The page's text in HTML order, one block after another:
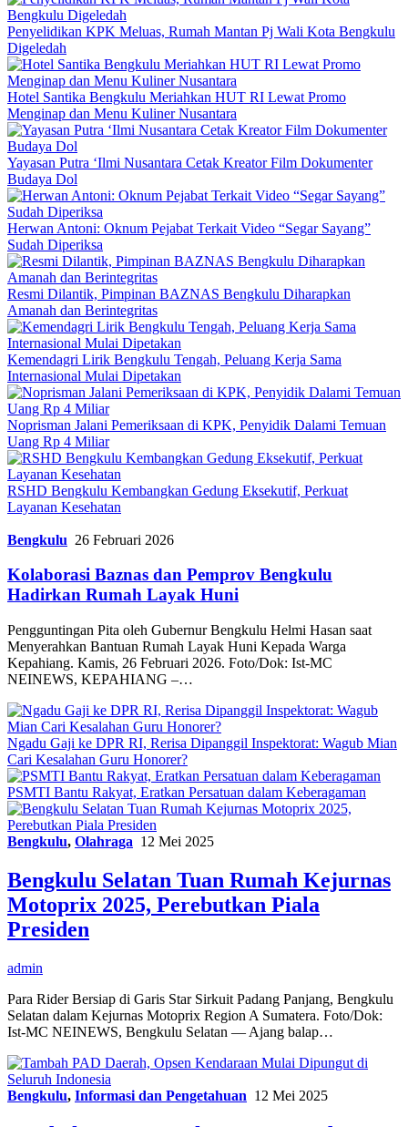
Penyelidikan KPK Meluas, Rumah Mantan Pj Wali Kota Bengkulu
Digeledah
Hotel Santika Bengkulu Meriahkan HUT RI Lewat Promo
Menginap dan Menu Kuliner Nusantara
Yayasan Putra ‘Ilmi Nusantara Cetak Kreator Film Dokumenter
Budaya Dol
Herwan Antoni: Oknum Pejabat Terkait Video “Segar Sayang”
Sudah Diperiksa
Resmi Dilantik, Pimpinan BAZNAS Bengkulu Diharapkan
Amanah dan Berintegritas
Kemendagri Lirik Bengkulu Tengah, Peluang Kerja Sama
Internasional Mulai Dipetakan
Noprisman Jalani Pemeriksaan di KPK, Penyidik Dalami Temuan
Uang Rp 4 Miliar
RSHD Bengkulu Kembangkan Gedung Eksekutif, Perkuat
Layanan Kesehatan
Bengkulu 26 Februari 2026
Kolaborasi Baznas dan Pemprov Bengkulu
Hadirkan Rumah Layak Huni
Pengguntingan Pita oleh Gubernur Bengkulu Helmi Hasan saat
Menyerahkan Bantuan Rumah Layak Huni Kepada Warga
Kepahiang. Kamis, 26 Februari 2026. Foto/Dok: Ist-MC
NEINEWS, KEPAHIANG –…
Ngadu Gaji ke DPR RI, Rerisa Dipanggil Inspektorat: Wagub Mian
Cari Kesalahan Guru Honorer?
PSMTI Bantu Rakyat, Eratkan Persatuan dalam Keberagaman
Bengkulu, Olahraga 12 Mei 2025
Bengkulu Selatan Tuan Rumah Kejurnas
Motoprix 2025, Perebutkan Piala
Presiden
admin
Para Rider Bersiap di Garis Star Sirkuit Padang Panjang, Bengkulu
Selatan dalam Kejurnas Motoprix Region A Sumatera. Foto/Dok:
Ist-MC NEINEWS, Bengkulu Selatan — Ajang balap…
Bengkulu, Informasi dan Pengetahuan 12 Mei 2025